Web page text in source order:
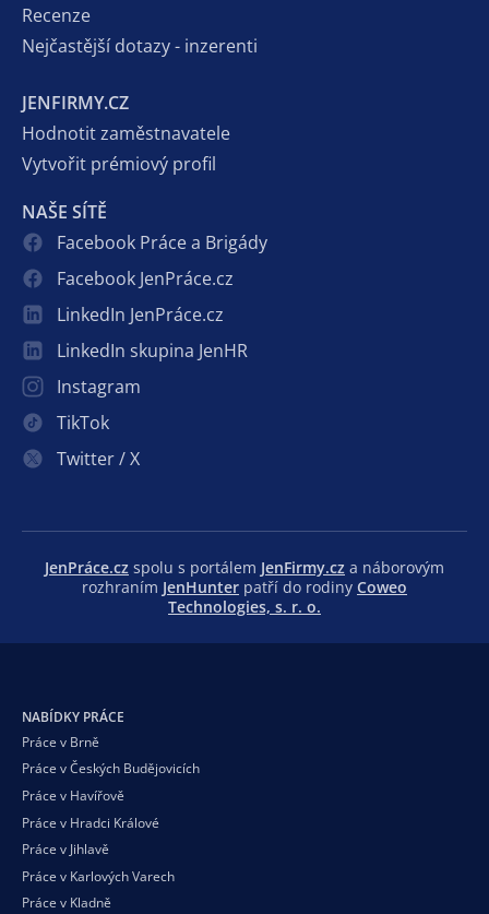
Recenze
Nejčastější dotazy - inzerenti
JENFIRMY.CZ
Hodnotit zaměstnavatele
Vytvořit prémiový profil
NAŠE SÍTĚ
Facebook Práce a Brigády
Facebook JenPráce.cz
LinkedIn JenPráce.cz
LinkedIn skupina JenHR
Instagram
TikTok
Twitter / X
JenPráce.cz spolu s portálem JenFirmy.cz a náborovým
rozhraním JenHunter patří do rodiny Coweo
Technologies, s. r. o.
NABÍDKY PRÁCE
Práce v Brně
Práce v Českých Budějovicích
Práce v Havířově
Práce v Hradci Králové
Práce v Jihlavě
Práce v Karlových Varech
Práce v Kladně